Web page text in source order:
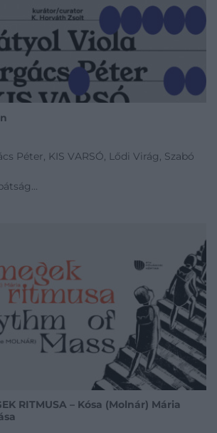
Péter, KIS VARSÓ, Lődi Virág, Szabó
RITMUSA – Kósa (Molnár) Mária